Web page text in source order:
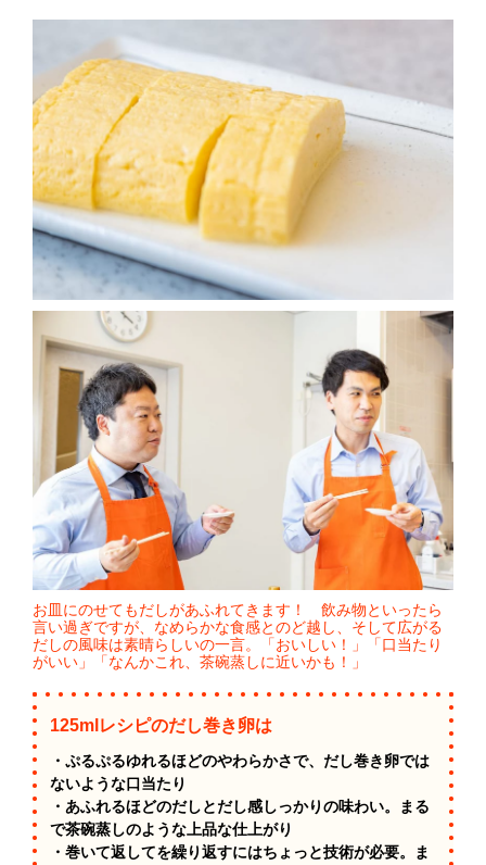
お皿にのせてもだしがあふれてきます！ 飲み物といったら
言い過ぎですが、なめらかな食感とのど越し、そして広がる
だしの風味は素晴らしいの一言。「おいしい！」「口当たり
がいい」「なんかこれ、茶碗蒸しに近いかも！」
125mlレシピのだし巻き卵は
・ぷるぷるゆれるほどのやわらかさで、だし巻き卵では
ないような口当たり
・あふれるほどのだしとだし感しっかりの味わい。まる
で茶碗蒸しのような上品な仕上がり
・巻いて返してを繰り返すにはちょっと技術が必要。ま